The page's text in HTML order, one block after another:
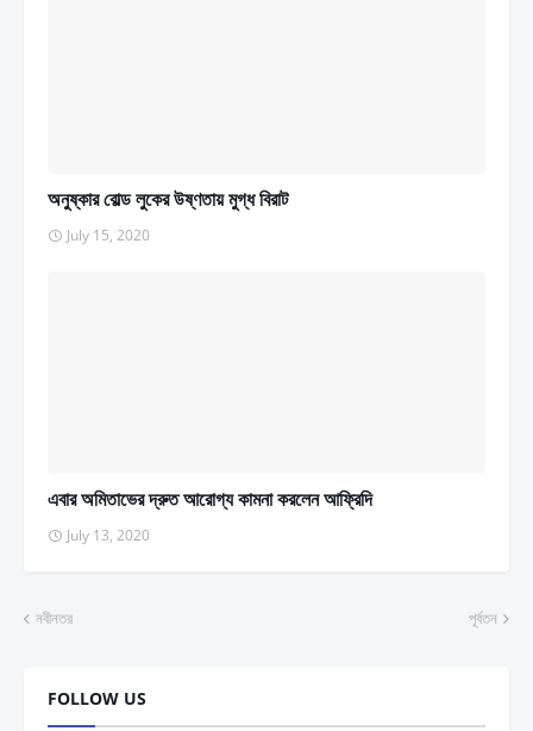
অনুষ্কার বোল্ড লুকের উষ্ণতায় মুগ্ধ বিরাট
July 15, 2020
এবার অমিতাভের দ্রুত আরোগ্য কামনা করলেন আফ্রিদি
July 13, 2020
নবীনতর পূর্বতন
FOLLOW US